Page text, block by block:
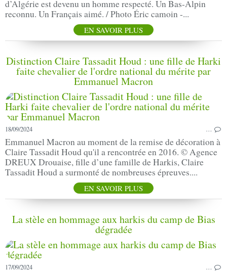
d’Algérie est devenu un homme respecté. Un Bas-Alpin
reconnu. Un Français aimé. / Photo Éric camoin -...
EN SAVOIR PLUS
Distinction Claire Tassadit Houd : une fille de Harki
faite chevalier de l'ordre national du mérite par
Emmanuel Macron
18/09/2024 …
Emmanuel Macron au moment de la remise de décoration à
Claire Tassadit Houd qu'il a rencontrée en 2016. © Agence
DREUX Drouaise, fille d’une famille de Harkis, Claire
Tassadit Houd a surmonté de nombreuses épreuves....
EN SAVOIR PLUS
La stèle en hommage aux harkis du camp de Bias
dégradée
17/09/2024 …